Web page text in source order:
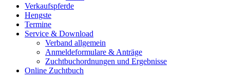
Verkaufspferde
Hengste
Termine
Service & Download
Verband allgemein
Anmeldeformulare & Anträge
Zuchtbuchordnungen und Ergebnisse
Online Zuchtbuch